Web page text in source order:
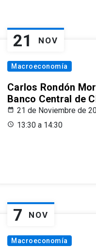
21 NOV
Macroeconomía
Carlos Rondón
Banco Central de
21 de Noviembre de
13:30 a 14:30
7 NOV
Macroeconomía